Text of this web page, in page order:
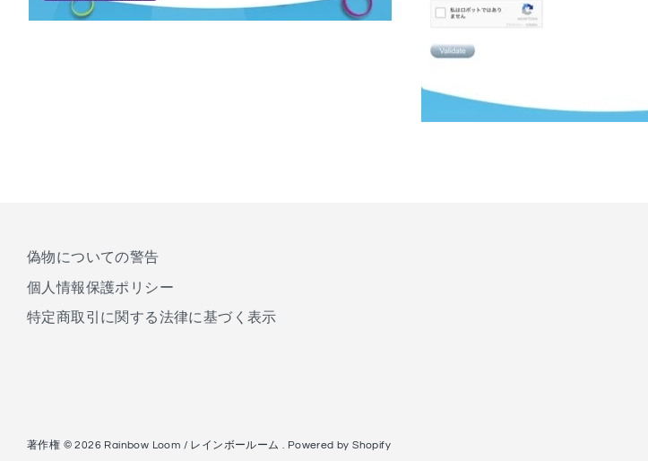
偽物についての警告
個人情報保護ポリシー
特定商取引に関する法律に基づく表示
著作権 © 2026 Rainbow Loom / レインボールーム. Powered by Shopify